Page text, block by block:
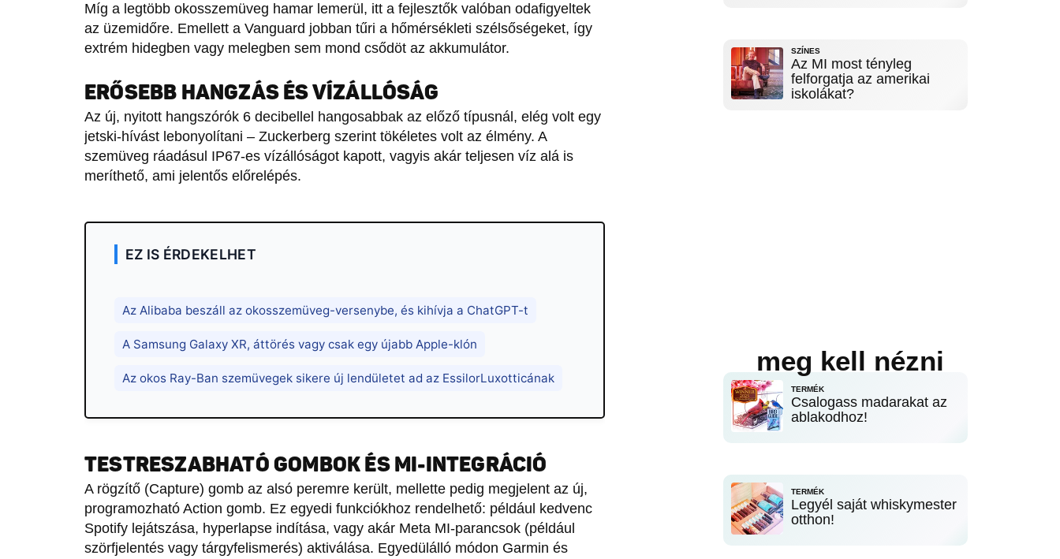
Míg a legtöbb okosszemüveg hamar lemerül, itt a fejlesztők valóban odafigyeltek
az üzemidőre. Emellett a Vanguard jobban tűri a hőmérsékleti szélsőségeket, így
extrém hidegben vagy melegben sem mond csődöt az akkumulátor.
ERŐSEBB HANGZÁS ÉS VÍZÁLLÓSÁG
Az új, nyitott hangszórók 6 decibellel hangosabbak az előző típusnál, elég volt egy
jetski-hívást lebonyolítani – Zuckerberg szerint tökéletes volt az élmény. A
szemüveg ráadásul IP67-es vízállóságot kapott, vagyis akár teljesen víz alá is
meríthető, ami jelentős előrelépés.
EZ IS ÉRDEKELHET
Az Alibaba beszáll az okosszemüveg-versenybe, és kihívja a ChatGPT-t
A Samsung Galaxy XR, áttörés vagy csak egy újabb Apple-klón
Az okos Ray-Ban szemüvegek sikere új lendületet ad az EssilorLuxotticának
TESTRESZABHATÓ GOMBOK ÉS MI-INTEGRÁCIÓ
A rögzítő (Capture) gomb az alsó peremre került, mellette pedig megjelent az új,
programozható Action gomb. Ez egyedi funkciókhoz rendelhető: például kedvenc
Spotify lejátszása, hyperlapse indítása, vagy akár Meta MI-parancsok (például
szörfjelentés vagy tárgyfelismerés) aktiválása. Egyedülálló módon Garmin és
SZÍNES
Az MI most tényleg
felforgatja az amerikai
iskolákat?
meg kell nézni
TERMÉK
Csalogass madarakat az
ablakodhoz!
TERMÉK
Legyél saját whiskymester
otthon!